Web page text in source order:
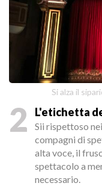
Si alza il
2 L'etichetta
Sii rispettoso
compagni di
alta voce, il
spettacolo a
necessario.